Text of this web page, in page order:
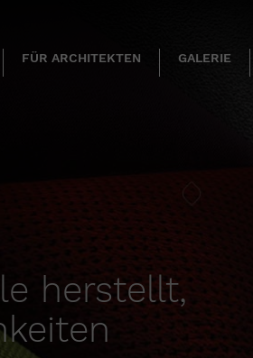
FÜR ARCHITEKTEN GALERIE
herstellt,